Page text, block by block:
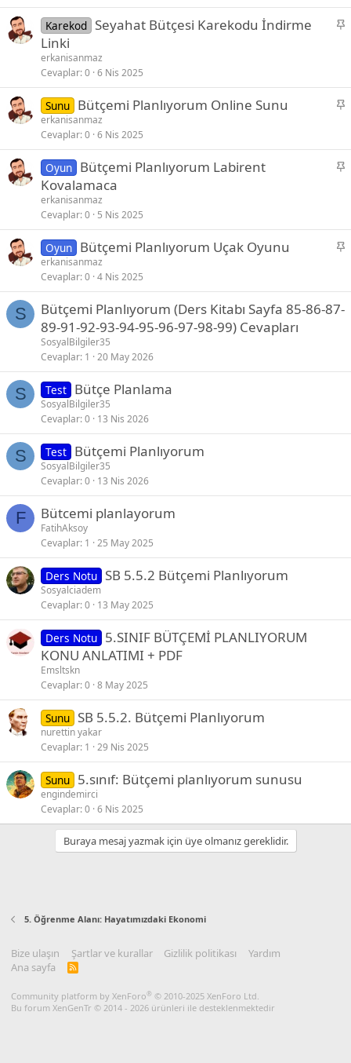
t
S
t
Karekod Seyahat Bütçesi Karekodu İndirme
Linki
erkanisanmaz
Cevaplar 0 6 Nis 2025
S
i
t
Sunu Bütçemi Planlıyorum Online Sunu
erkanisanmaz
Cevaplar 0 6 Nis 2025
S
t
Oyun Bütçemi Planlıyorum Labirent
Kovalamaca
erkanisanmaz
Cevaplar 0 5 Nis 2025
S
i
t
Oyun Bütçemi Planlıyorum Uçak Oyunu
erkanisanmaz
Cevaplar 0 4 Nis 2025
S
Bütçemi Planlıyorum (Ders Kitabı Sayfa 85-86-87-
89-91-92-93-94-95-96-97-98-99) Cevapları
SosyalBilgiler35
Cevaplar 1 20 May 2026
S Test Bütçe Planlama
SosyalBilgiler35
Cevaplar 0 13 Nis 2026
S Test Bütçemi Planlıyorum
SosyalBilgiler35
Cevaplar 0 13 Nis 2026
F Bütcemi planlayorum
FatihAksoy
Cevaplar 1 25 May 2025
Ders Notu SB 5.5.2 Bütçemi Planlıyorum
Sosyalciadem
Cevaplar 0 13 May 2025
Ders Notu 5.SINIF BÜTÇEMİ PLANLIYORUM
KONU ANLATIMI + PDF
Emsltskn
Cevaplar 0 8 May 2025
Sunu SB 5.5.2. Bütçemi Planlıyorum
nurettin yakar
Cevaplar 1 29 Nis 2025
Sunu 5.sınıf: Bütçemi planlıyorum sunusu
engindemirci
Cevaplar 0 6 Nis 2025
Buraya mesaj yazmak için üye olmanız gereklidir.
5. Öğrenme Alanı: Hayatımızdaki Ekonomi
Bize ulaşın Şartlar ve kurallar Gizlilik politikası
Yardım
Ana sayfa
R
Community platform by XenForo® © 2010-2025 XenForo Ltd.
Bu forum XenGenTr © 2014 - 2026 ürünleri ile desteklenmektedir